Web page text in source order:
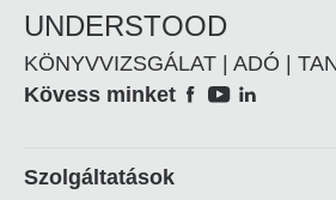
UNDERSTOOD
KÖNYVVIZSGÁLAT | ADÓ |
Social
Kövess minket
Footer
Szolgáltatások